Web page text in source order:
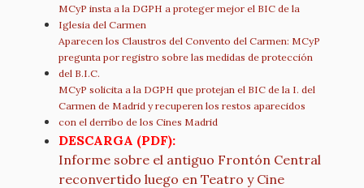
MCyP insta a la DGPH a proteger mejor el BIC de la
Iglesia del Carmen
Aparecen los Claustros del Convento del Carmen: MCyP
pregunta por registro sobre las medidas de protección
del B.I.C.
MCyP solicita a la DGPH que protejan el BIC de la I. del
Carmen de Madrid y recuperen los restos aparecidos
con el derribo de los Cines Madrid
DESCARGA (PDF):
Informe sobre el antiguo Frontón Central
reconvertido luego en Teatro y Cine